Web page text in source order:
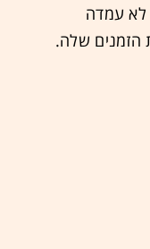
לא עמדה
הזמנים שלה.